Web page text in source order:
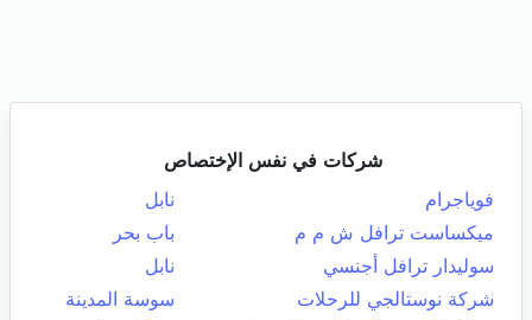
شركات في نفس الإختصاص
فوياجرام
نابل
ميكساست ترافل ش م م
باب بحر
سوليدار ترافل أجنسي
نابل
شركة نوستالجي للرحلات
سوسة المدينة